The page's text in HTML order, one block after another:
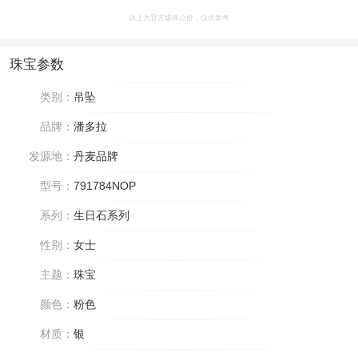
以上为官方媒体公价，仅供参考
珠宝参数
类别： 吊坠
品牌： 潘多拉
发源地： 丹麦品牌
型号： 791784NOP
系列： 生日石系列
性别： 女士
主题： 珠宝
颜色： 粉色
材质： 银